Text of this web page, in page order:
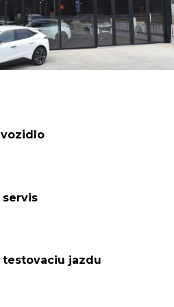
vozidlo
jazdu